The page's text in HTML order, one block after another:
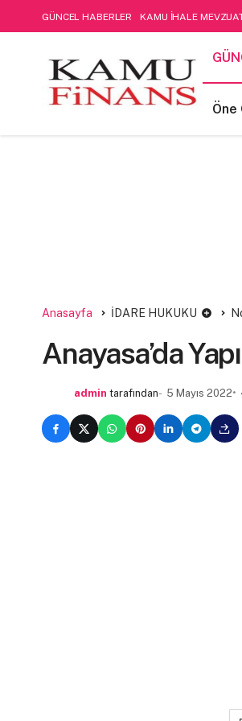
GÜNCEL HABERLER KAMU İHALE
Öne Çıkan Haberler
FİNANSAL MUHASEBE-DENETİM
Öne
Anasayfa İDARE HUKUKU
Anayasa’da
admin tarafından 5 Mayıs 2022